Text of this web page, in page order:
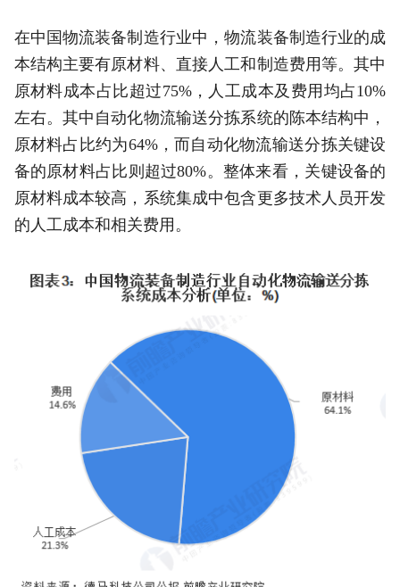
在中国物流装备制造行业中，物流装备制造行业的成
本结构主要有原材料、直接人工和制造费用等。其中
原材料成本占比超过75%，人工成本及费用均占10%
左右。其中自动化物流输送分拣系统的陈本结构中，
原材料占比约为64%，而自动化物流输送分拣关键设
备的原材料占比则超过80%。整体来看，关键设备的
原材料成本较高，系统集成中包含更多技术人员开发
的人工成本和相关费用。